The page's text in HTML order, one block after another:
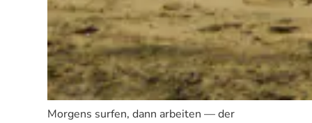
Morgens surfen, dann arbeiten — der